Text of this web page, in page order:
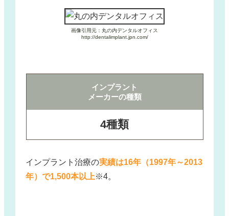
画像引用元：丸の内デンタルオフィス
http://dentalimplant.jpn.com/
インプラント
メーカーの種類
4種類
インプラント治療の実績は16年（1997年～2013
年）で1,500本以上※4。